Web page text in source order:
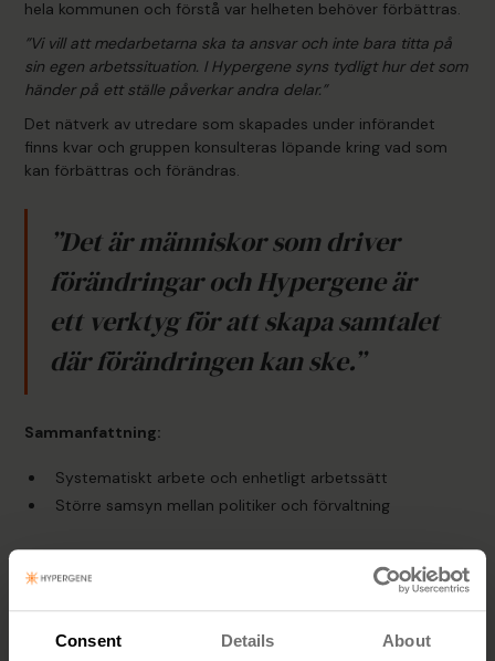
Consent Details About
hela kommunen och förstå var helheten behöver förbättras.
”Vi vill att medarbetarna ska ta ansvar och inte bara titta på
sin egen arbetssituation. I Hypergene syns tydligt hur det som
händer på ett ställe påverkar andra delar.”
Det nätverk av utredare som skapades under införandet
finns kvar och gruppen konsulteras löpande kring vad som
kan förbättras och förändras.
”Det är människor som driver
förändringar och Hypergene är
ett verktyg för att skapa samtalet
där förändringen kan ske.”
Sammanfattning:
Systematiskt arbete och enhetligt arbetssätt
Större samsyn mellan politiker och förvaltning